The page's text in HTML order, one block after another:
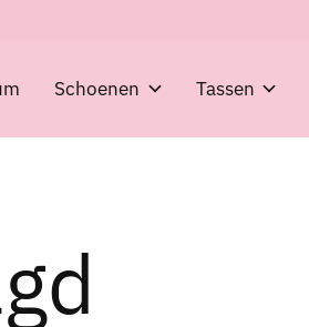
Schoenen Tassen